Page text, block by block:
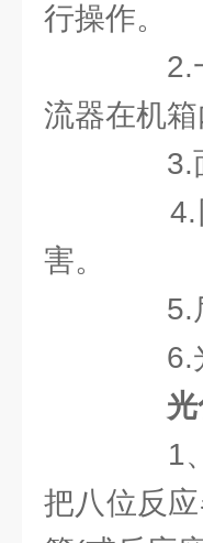
行操作。
2.一
流器在机
3.面
4.防
害。
5.后
6.光
1、
把八位反